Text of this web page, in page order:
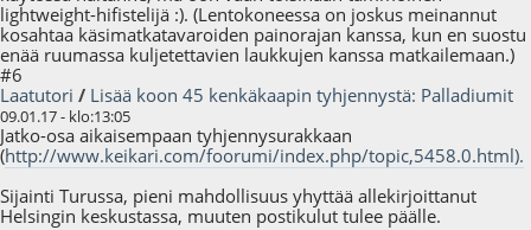
lightweight-hifistelijä :). (Lentokoneessa on joskus meinannut
kosahtaa käsimatkatavaroiden painorajan kanssa, kun en suostu
enää ruumassa kuljetettavien laukkujen kanssa matkailemaan.)
#6
Laatutori / Lisää koon 45 kenkäkaapin tyhjennystä: Palladiumit
09.01.17 - klo:13:05
Jatko-osa aikaisempaan tyhjennysurakkaan
(http://www.keikari.com/foorumi/index.php/topic,5458.0.html).
Sijainti Turussa, pieni mahdollisuus yhyttää allekirjoittanut
Helsingin keskustassa, muuten postikulut tulee päälle.